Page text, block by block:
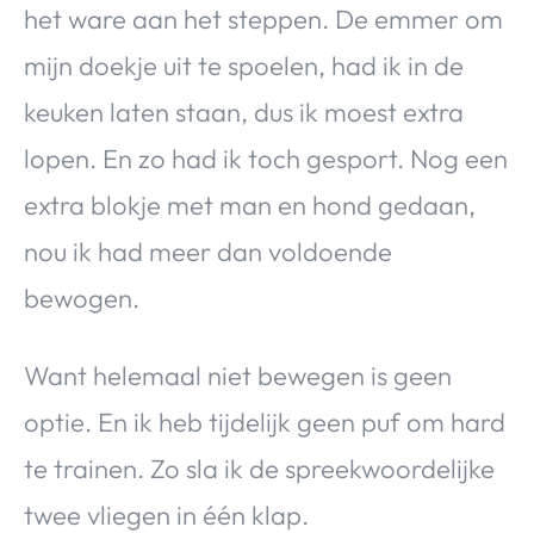
het ware aan het steppen. De emmer om
mijn doekje uit te spoelen, had ik in de
keuken laten staan, dus ik moest extra
lopen. En zo had ik toch gesport. Nog een
extra blokje met man en hond gedaan,
nou ik had meer dan voldoende
bewogen.
Want helemaal niet bewegen is geen
optie. En ik heb tijdelijk geen puf om hard
te trainen. Zo sla ik de spreekwoordelijke
twee vliegen in één klap.